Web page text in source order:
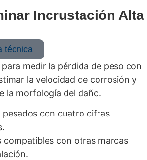
Incrustación Alta
técnica
medir la pérdida de peso con
la velocidad de corrosión y
la morfología del daño.
pesados con cuatro cifras
compatibles con otras marcas